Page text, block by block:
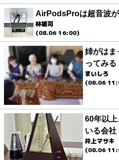
AirPodsProは超音波
林雄司
(08.06 16:00)
姉がはま
ってみる
まいしろ
(08.06
60年以
いる会社
井上マサキ
(08.06